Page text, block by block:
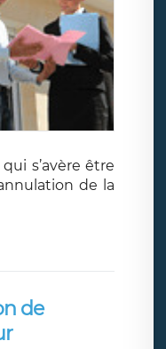
s’avère être
de la
de